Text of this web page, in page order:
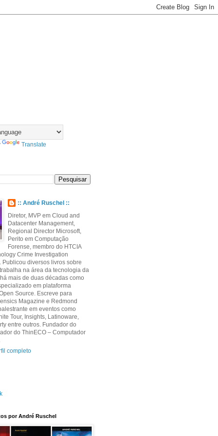
Translate
:: André Ruschel ::
Diretor, MVP em Cloud and
Datacenter Management,
Regional Director Microsoft,
Perito em Computação
Forense, membro do HTCIA
Crime Investigation
Publicou diversos livros sobre
na área da tecnologia da
mais de duas décadas como
em plataforma
Source. Escreve para
Magazine e Redmond
em eventos como
Tour, Insights, Latinoware,
entre outros. Fundador do
do ThinECO – Computador
completo
por André Ruschel